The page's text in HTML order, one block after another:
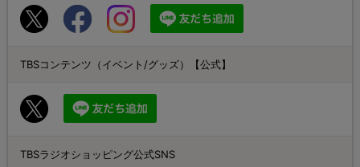
TBSコンテンツ（イベント/グッズ）【公式】
TBSラジオショッピング公式SNS